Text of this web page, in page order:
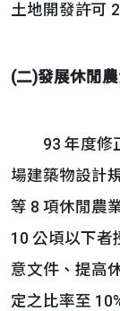
土地開發許可
(二)發展休閒
93 年度修正
場建築物設計
等 8 項休閒農
10 公頃以下者
意文件、提高
定之比率至